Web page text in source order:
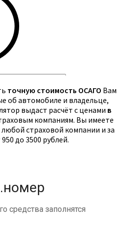
точную стоимость ОСАГО Вам
об автомобиле и владельце,
выдаст расчёт с ценами в
компаниям. Вы имеете
страховой компании и за
до 3500 рублей.